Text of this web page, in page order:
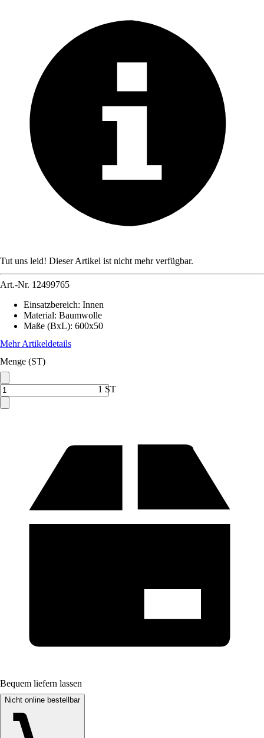
Tut uns leid! Dieser Artikel ist nicht mehr verfügbar.
Art.-Nr. 12499765
Einsatzbereich: Innen
Material: Baumwolle
Maße (BxL): 600x50
Mehr Artikeldetails
Menge (ST)
1 ST
Bequem liefern lassen
Nicht online bestellbar